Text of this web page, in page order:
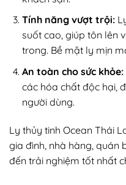
Tính năng vượt trội:
suốt cao, giúp tôn lên
trong. Bề mặt ly mịn
An toàn cho sức khỏe:
các hóa chất độc hại,
người dùng.
Ly thủy tinh Ocean Thái
gia đình, nhà hàng, quán
đến trải nghiệm tốt nhất